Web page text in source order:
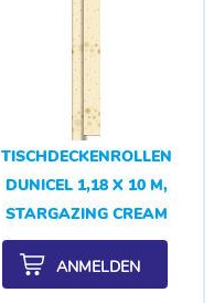
TISCHDECKENROLLEN
DUNICEL 1,18 X 10 M,
STARGAZING CREAM
ANMELDEN